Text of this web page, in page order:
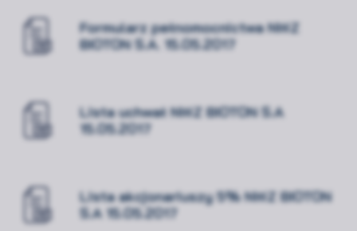
Formularz pełnomocnictwa NWZ
BIOTON S.A. 15.05.2017
Lista uchwał NWZ BIOTON S.A
15.05.2017
Lista akcjonariuszy 5% NWZ BIOTON
S.A 15.05.2017